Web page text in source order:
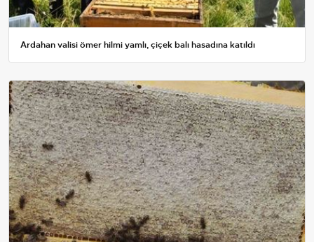
Ardahan valisi ömer hilmi yamlı, çiçek balı hasadına katıldı